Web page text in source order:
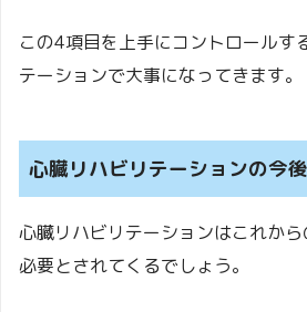
この4項目を上手にコントロールす
テーションで大事になってきます。
心臓リハビリテーションの今
心臓リハビリテーションはこれか
必要とされてくるでしょう。